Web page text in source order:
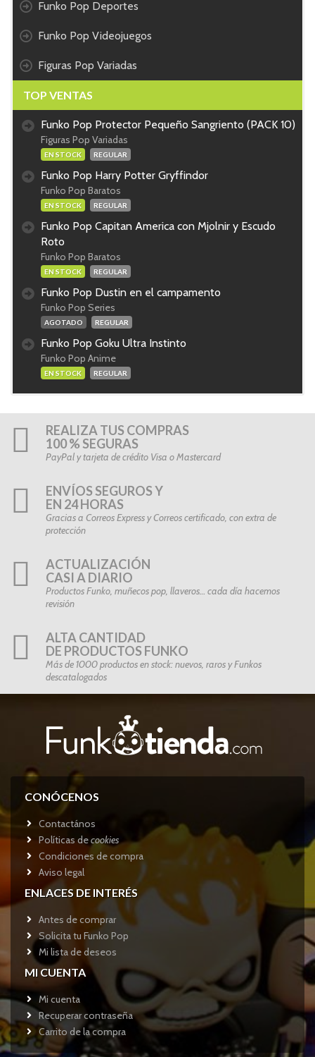
Funko Pop Deportes
Funko Pop Videojuegos
Figuras Pop Variadas
TOP VENTAS
Funko Pop Protector Pequeño Sangriento (PACK 10)
Figuras Pop Variadas
EN STOCK REGULAR
Funko Pop Harry Potter Gryffindor
Funko Pop Baratos
EN STOCK REGULAR
Funko Pop Capitan America con Mjolnir y Escudo
Roto
Funko Pop Baratos
EN STOCK REGULAR
Funko Pop Dustin en el campamento
Funko Pop Series
AGOTADO REGULAR
Funko Pop Goku Ultra Instinto
Funko Pop Anime
EN STOCK REGULAR
REALIZA TUS COMPRAS
100 % SEGURAS
PayPal y tarjeta de crédito Visa o Mastercard
ENVÍOS SEGUROS Y
EN 24 HORAS
Gracias a Correos Express y Correos certificado, con extra de
protección
ACTUALIZACIÓN
CASI A DIARIO
Productos Funko, muñecos pop, llaveros… cada día hacemos
revisión
ALTA CANTIDAD
DE PRODUCTOS FUNKO
Más de 1000 productos en stock: nuevos, raros y Funkos
descatalogados
CONÓCENOS
Contactános
Políticas decookies
Condiciones de compra
Aviso legal
ENLACES DE INTERÉS
Antes de comprar
Solicita tu Funko Pop
Mi lista de deseos
MI CUENTA
Mi cuenta
Recuperar contraseña
Carrito de la compra